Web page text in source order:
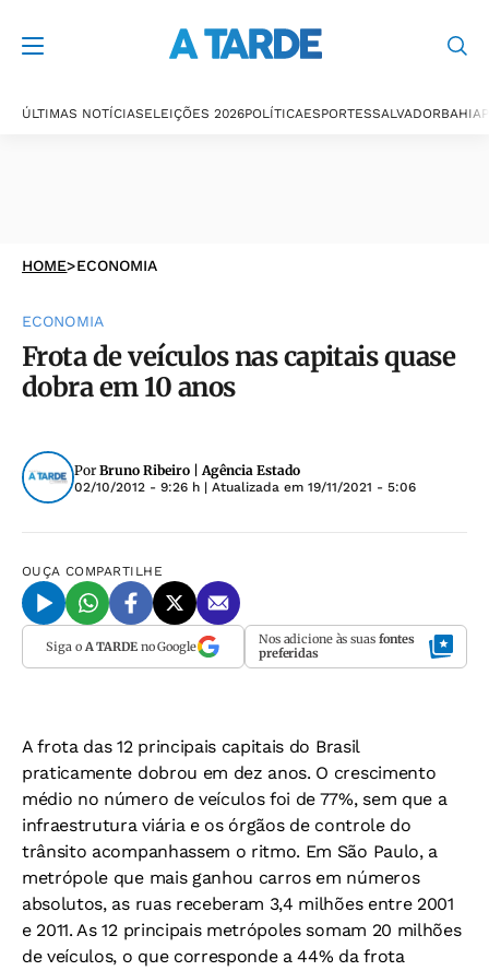
ÚLTIMAS NOTÍCIASELEIÇÕES 2026POLÍTICAESPORTESSALVADORBAHIA
HOME>ECONOMIA
ECONOMIA
Frota de veículos nas capitais quase
dobra em 10 anos
Por Bruno Ribeiro | Agência Estado
02/10/2012 - 9:26 h | Atualizada em 19/11/2021 - 5:06
OUÇA COMPARTILHE
Siga o A TARDEno Google Nos adicione às suas fontes
preferidas
A frota das 12 principais capitais do Brasil
praticamente dobrou em dez anos. O crescimento
médio no número de veículos foi de 77%, sem que a
infraestrutura viária e os órgãos de controle do
trânsito acompanhassem o ritmo. Em São Paulo, a
metrópole que mais ganhou carros em números
absolutos, as ruas receberam 3,4 milhões entre 2001
e 2011. As 12 principais metrópoles somam 20 milhões
de veículos, o que corresponde a 44% da frota